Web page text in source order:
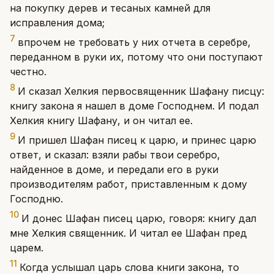
на покупку дерев и тесаных камней для
исправления дома;
7 впрочем не требовать у них отчета в серебре,
переданном в руки их, потому что они поступают
честно.
8 И сказал Хелкия первосвященник Шафану писцу:
книгу закона я нашел в доме Господнем. И подал
Хелкия книгу Шафану, и он читал ее.
9 И пришел Шафан писец к царю, и принес царю
ответ, и сказал: взяли рабы твои серебро,
найденное в доме, и передали его в руки
производителям работ, приставленным к дому
Господню.
10 И донес Шафан писец царю, говоря: книгу дал
мне Хелкия священник. И читал ее Шафан пред
царем.
11 Когда услышал царь слова книги закона, то